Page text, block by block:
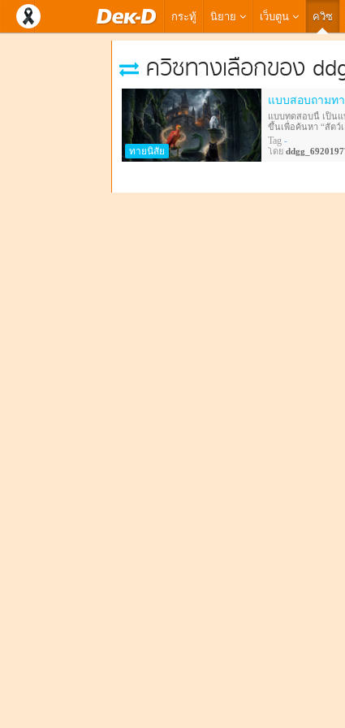
กระทู้ นิยาย เว็บตูน ควิซ
ควิซทางเลือกของ
ทายนิสัย
แบบสอบถามท
แบบทดสอบนี้ เป็น
ขึ้นเพื่อค้นหา “สัตว์
อารมณ์ และพฤติกร
นิสัยของผู้ทำแบบท
Tag -
โดย